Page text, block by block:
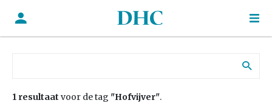
1 resultaat voor de tag "Hofvijver".